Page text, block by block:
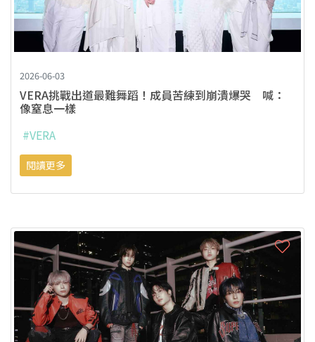
2026-06-03
VERA挑戰出道最難舞蹈！成員苦練到崩潰爆哭 喊：
像窒息一樣
#VERA
閱讀更多